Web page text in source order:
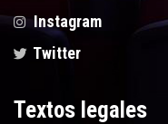
Instagram
Twitter
Textos legales